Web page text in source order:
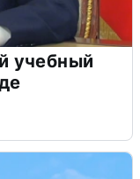
учебный